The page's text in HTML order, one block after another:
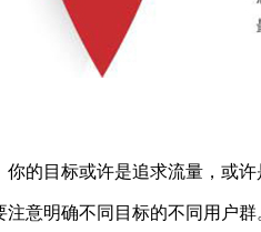
的目标或许是追求流量，或
意明确不同目标的不同用户群